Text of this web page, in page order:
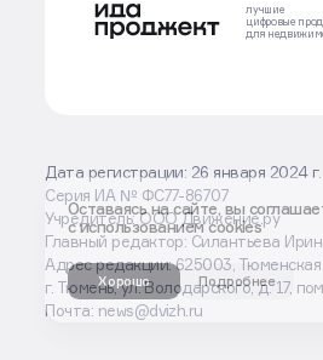
лучшие
цифровые
для
Дата регистрации: 26 января 2024 г.
Серия ИА № ФС77-86707
Учредитель: ООО Движение.ру
Главный редактор: Силантьева
Адрес редакции: 625003, Тюменская
г. Тюмень, ул. Володарского, д. 17,
Почта: news@dvizh.ru
Оставаясь на сайте, вы
с использованием cookies
Хорошо Подробнее